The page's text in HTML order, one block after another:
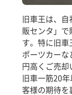
旧車王は、
販センタ」
す。特に旧
ポーツカー
円高くご売却
旧車一筋20
客様の期待を